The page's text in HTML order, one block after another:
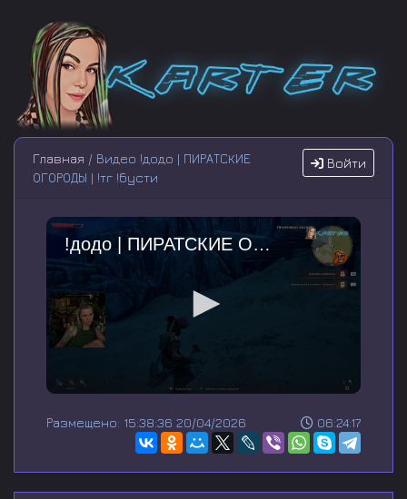
Войти
Главная / Видео !додо | ПИРАТСКИЕ
ОГОРОДЫ | !тг !бусти
!додо | ПИРАТСКИЕ ОГОРОДЫ | !тг !бусти
e
n
06:24:17
Размещено: 15:38:36 20/04/2026